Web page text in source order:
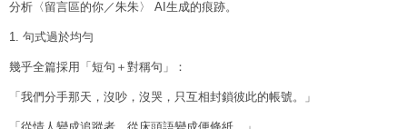
分析〈留言區的你／朱朱〉 AI生成的痕跡。
1. 句式過於均勻
幾乎全篇採用「短句＋對稱句」：
「我們分手那天，沒吵，沒哭，只互相封鎖彼此的帳號。」